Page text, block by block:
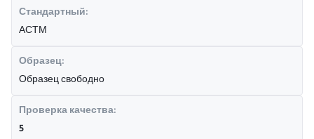
Стандартный:
АСТМ
Образец:
Образец свободно
Проверка качества:
5